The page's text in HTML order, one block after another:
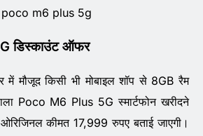
poco m6 plus 5g
डिस्काउंट ऑफर
में मौजूद किसी भी मोबाइल शॉप से 8GB रैम
Poco M6 Plus 5G स्मार्टफोन खरीदने
कीमत 17,999 रुपए बताई जाएगी।